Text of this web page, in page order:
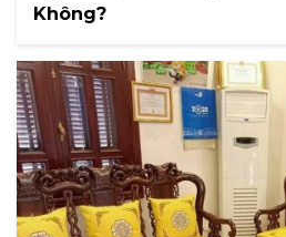
Không?